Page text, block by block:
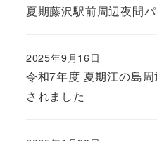
夏期藤沢駅前周辺夜間
令和7年度 夏期江の島
されました
2025年9月16日